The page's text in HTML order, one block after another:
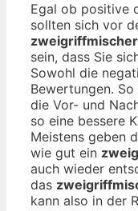
Egal ob positive
sollten sich vor
zweigriffmischer
sein, dass Sie
Sowohl die
Bewertungen.
die Vor- und
so eine bessere
Meistens geben
wie gut ein
auch wieder
das
kann also in der